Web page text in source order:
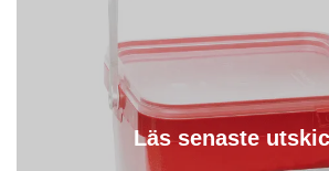
Läs senaste